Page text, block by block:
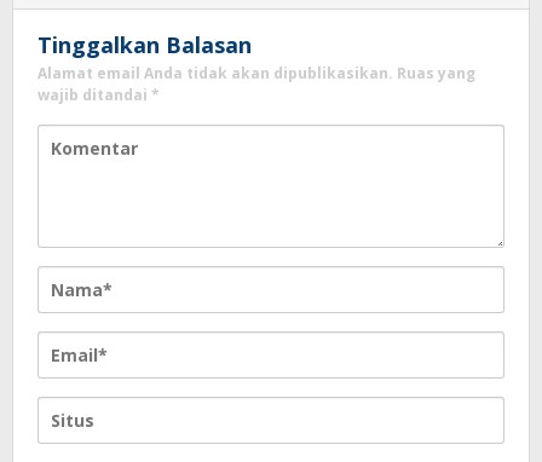
Tinggalkan Balasan
Alamat email Anda tidak akan dipublikasikan. Ruas yang
wajib ditandai *